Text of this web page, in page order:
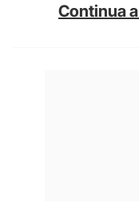
Continua